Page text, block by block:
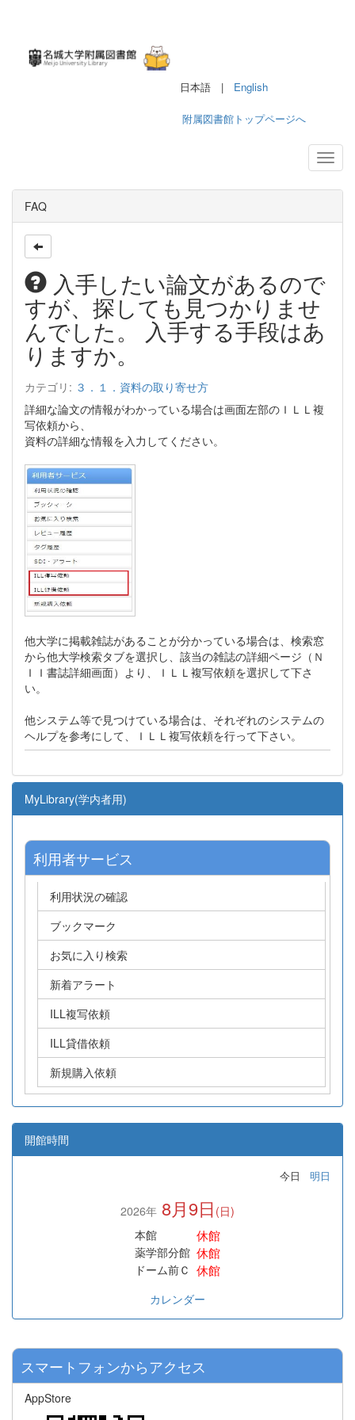
日本語 | English
附属図書館トップページへ
FAQ
入手したい論文があるので
すが、探しても見つかりませ
んでした。 入手する手段はあ
りますか。
カテゴリ: ３．１．資料の取り寄せ方
詳細な論文の情報がわかっている場合は画面左部のＩＬＬ複
写依頼から、
資料の詳細な情報を入力してください。
他大学に掲載雑誌があることが分かっている場合は、検索窓
から他大学検索タブを選択し、該当の雑誌の詳細ページ（Ｎ
ＩＩ書誌詳細画面）より、ＩＬＬ複写依頼を選択して下さ
い。
他システム等で見つけている場合は、それぞれのシステムの
ヘルプを参考にして、ＩＬＬ複写依頼を行って下さい。
MyLibrary(学内者用)
利用者サービス
利用状況の確認
ブックマーク
お気に入り検索
新着アラート
ILL複写依頼
ILL貸借依頼
新規購入依頼
開館時間
今日 明日
2026年 8月9日 (日)
本館
休館
薬学部分館 休館
ドーム前Ｃ 休館
カレンダー
スマートフォンからアクセス
AppStore